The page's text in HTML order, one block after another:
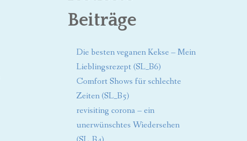
Beiträge
Die besten veganen Kekse – Mein
Lieblingsrezept (SL_B6)
Comfort Shows für schlechte
Zeiten (SL_B5)
revisiting corona – ein
unerwünschtes Wiedersehen